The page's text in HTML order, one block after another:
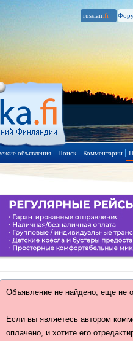
russian .fi
объявления Поиск Комментарии
Объявление не найдено, еще не
Если вы являетесь автором
оплачено, и хотите его